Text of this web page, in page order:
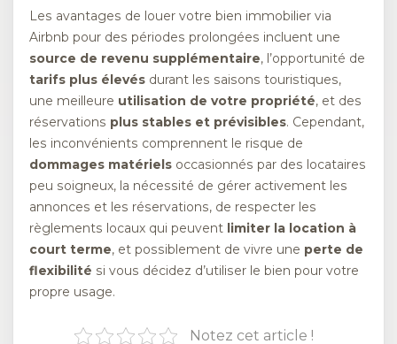
Les avantages de louer votre bien immobilier via
Airbnb pour des périodes prolongées incluent une
source de revenu supplémentaire, l’opportunité de
tarifs plus élevés durant les saisons touristiques,
une meilleure utilisation de votre propriété, et des
réservations plus stables et prévisibles. Cependant,
les inconvénients comprennent le risque de
dommages matériels occasionnés par des locataires
peu soigneux, la nécessité de gérer activement les
annonces et les réservations, de respecter les
règlements locaux qui peuvent limiter la location à
court terme, et possiblement de vivre une perte de
flexibilité si vous décidez d’utiliser le bien pour votre
propre usage.
Notez cet article !